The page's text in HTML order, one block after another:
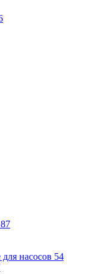
87
насосов 54